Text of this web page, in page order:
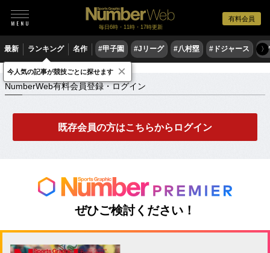
有料会員
毎日6時・11時・17時更新
最新 ランキング 名作 #甲子園 #Jリーグ #八村塁 #ドジャース #
〉
NumberWeb有料会員登録・ログイン
NumberWeb有料会員登録・ログイン
既存会員の方はこちらからログイン
ぜひご検討ください！
今人気の記事が競技ごとに探せます ×